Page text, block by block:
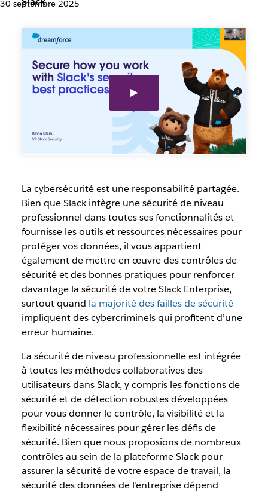
30 septembre 2025
La cybersécurité est une responsabilité partagée.
Bien que Slack intègre une sécurité de niveau
professionnel dans toutes ses fonctionnalités et
fournisse les outils et ressources nécessaires pour
protéger vos données, il vous appartient
également de mettre en œuvre des contrôles de
sécurité et des bonnes pratiques pour renforcer
davantage la sécurité de votre Slack Enterprise,
surtout quand la majorité des failles de sécurité
impliquent des cybercriminels qui profitent d’une
erreur humaine.
La sécurité de niveau professionnelle est intégrée
à toutes les méthodes collaboratives des
utilisateurs dans Slack, y compris les fonctions de
sécurité et de détection robustes développées
pour vous donner le contrôle, la visibilité et la
flexibilité nécessaires pour gérer les défis de
sécurité. Bien que nous proposions de nombreux
contrôles au sein de la plateforme Slack pour
assurer la sécurité de votre espace de travail, la
sécurité des données de l’entreprise dépend